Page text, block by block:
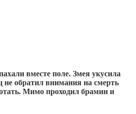
вместе поле. Змея укусила
обратил внимания на смерть
Мимо проходил брамин и